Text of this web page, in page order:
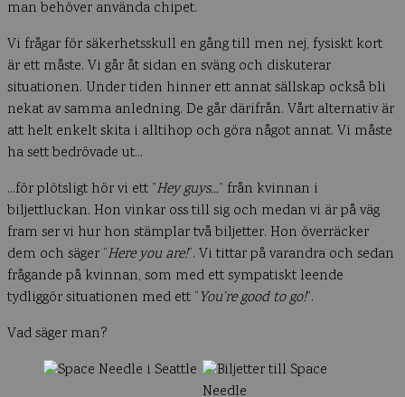
man behöver använda chipet.
Vi frågar för säkerhetsskull en gång till men nej, fysiskt kort
är ett måste. Vi går åt sidan en sväng och diskuterar
situationen. Under tiden hinner ett annat sällskap också bli
nekat av samma anledning. De går därifrån. Vårt alternativ är
att helt enkelt skita i alltihop och göra något annat. Vi måste
ha sett bedrövade ut…
…för plötsligt hör vi ett ”Hey guys…” från kvinnan i
biljettluckan. Hon vinkar oss till sig och medan vi är på väg
fram ser vi hur hon stämplar två biljetter. Hon överräcker
dem och säger ”Here you are!”. Vi tittar på varandra och sedan
frågande på kvinnan, som med ett sympatiskt leende
tydliggör situationen med ett ”You’re good to go!”.
Vad säger man?